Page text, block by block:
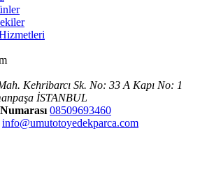
Kehribarcı Sk. No: 33 A Kapı No: 1
İSTANBUL
08509693460
info@umutotoyedekparca.com